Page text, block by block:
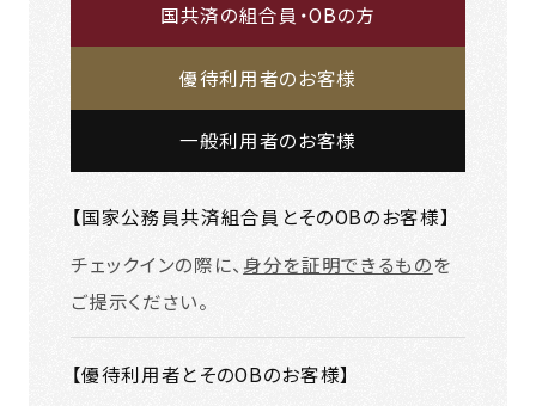
国共済の組合員・OBの方
優待利用者のお客様
一般利用者のお客様
【国家公務員共済組合員とそのOBのお客様】
チェックインの際に、身分を証明できるものを
ご提示ください。
【優待利用者とそのOBのお客様】